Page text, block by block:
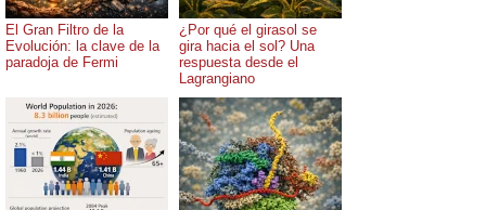
El Gran Filtro de la
Evolución: la clave de la
paradoja de Fermi
¿Por qué el girasol se
gira hacia el sol? Una
respuesta desde el
Lagrangiano